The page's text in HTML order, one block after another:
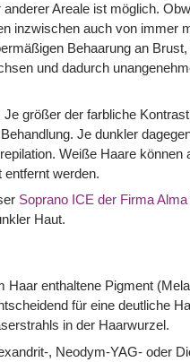
Areale ist möglich.
inzwischen auch von immer
Behaarung an
und dadurch
größer der farbliche
Je dunkler
Weiße Haare können
entfernt werden.
Soprano ICE der Firma Alma
Haut.
enthaltene Pigment
für eine deutliche
in der Haarwurzel.
, Neodym-YAG- oder